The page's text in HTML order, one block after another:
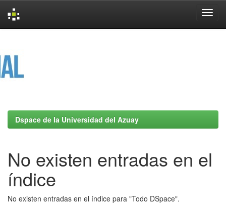
Dspace de la Universidad del Azuay
No existen entradas en el
índice
No existen entradas en el índice para "Todo DSpace".